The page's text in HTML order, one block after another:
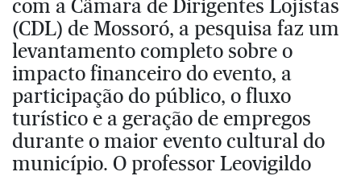
com a Câmara de Dirigentes Lojistas
(CDL) de Mossoró, a pesquisa faz um
levantamento completo sobre o
impacto financeiro do evento, a
participação do público, o fluxo
turístico e a geração de empregos
durante o maior evento cultural do
município. O professor Leovigildo